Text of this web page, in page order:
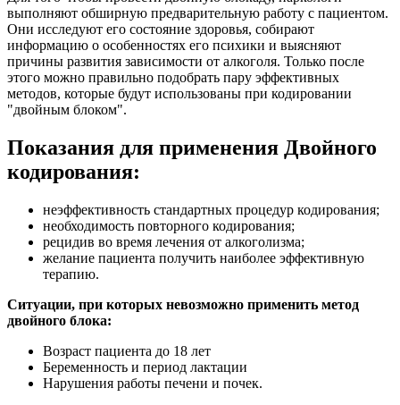
выполняют обширную предварительную работу с пациентом.
Они исследуют его состояние здоровья, собирают
информацию о особенностях его психики и выясняют
причины развития зависимости от алкоголя. Только после
этого можно правильно подобрать пару эффективных
методов, которые будут использованы при кодировании
"двойным блоком".
Показания для применения Двойного
кодирования:
неэффективность стандартных процедур кодирования;
необходимость повторного кодирования;
рецидив во время лечения от алкоголизма;
желание пациента получить наиболее эффективную
терапию.
Ситуации, при которых невозможно применить метод
двойного блока:
Возраст пациента до 18 лет
Беременность и период лактации
Нарушения работы печени и почек.